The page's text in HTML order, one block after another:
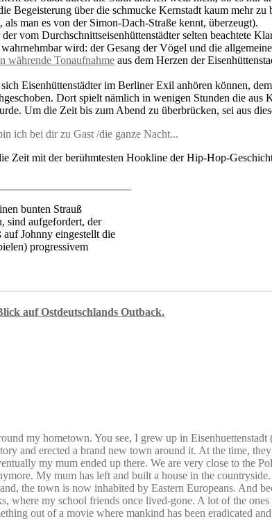
Begeisterung über die schmucke Kernstadt kaum mehr
man es von der Simon-Dach-Straße kennt, überzeugt).
vom Durchschnittseisenhüttenstädter selten beachtete
wird: der Gesang der Vögel und die
währende Tonaufnahme aus dem Herzen der
Eisenhüttenstädter im Berliner Exil anhören können,
Dort spielt nämlich in wenigen Stunden die aus
Um die Zeit bis zum Abend zu überbrücken, sei aus
ich bei dir zu Gast /die ganze Nacht...
Zeit mit der berühmtesten Hookline der Hip-Hop-
bunten Strauß
sind aufgefordert, der
Johnny eingestellt die
progressivem
auf Ostdeutschlands Outback.
my hometown. You see, I grew up in
and erected a brand new town around it. At the time,
my mum ended up there. We are very close to the
My mum has left and built a house in the
the town is now inhabited by Eastern Europeans. And
where my school friends once lived-gone. A lot of the
out of a movie where mankind has been eradicated